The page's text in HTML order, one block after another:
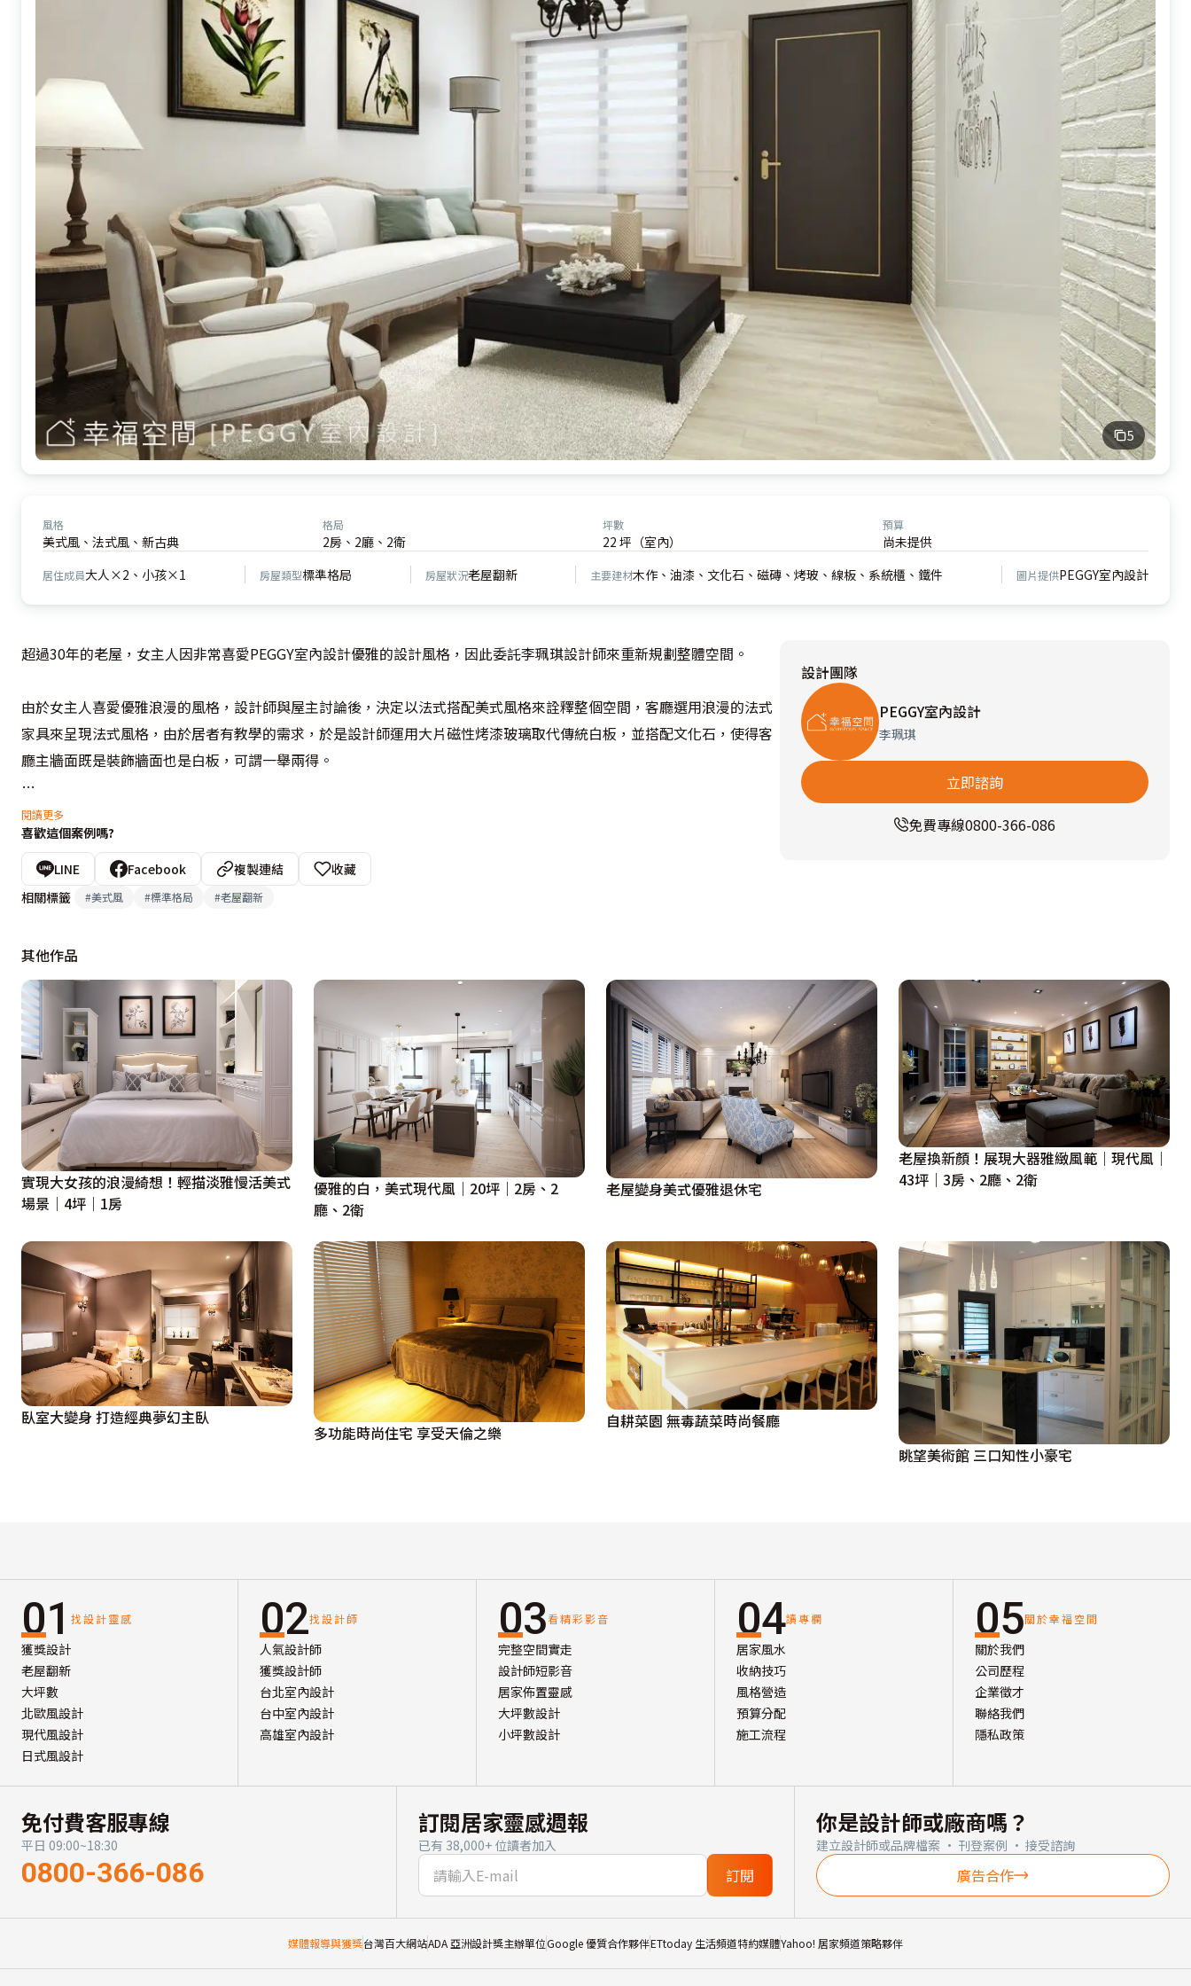
5
風格
美式風、法式風、新古典
格局
2房、2廳、2衛
坪數
22 坪（室內）
預算
尚未提供
居住成員大人×2、小孩×1 房屋類型標準格局 房屋狀況老屋翻新 主要建材木作、油漆、文化石、磁磚、烤玻、線板、系統櫃、鐵件 圖片提供PEGGY室內設計
超過30年的老屋，女主人因非常喜愛PEGGY室內設計優雅的設計風格，因此委託李珮琪設計師來重新規劃整體空間。
由於女主人喜愛優雅浪漫的風格，設計師與屋主討論後，決定以法式搭配美式風格來詮釋整個空間，客廳選用浪漫的法式
家具來呈現法式風格，由於居者有教學的需求，於是設計師運用大片磁性烤漆玻璃取代傳統白板，並搭配文化石，使得客
廳主牆面既是裝飾牆面也是白板，可謂一舉兩得。
在餐廚空間設計師將格局重新調整，以符合屋主一家人使用的動線，並依屋主的需求設計了吧檯兼餐桌，使得餐廚空間實
用又充滿時尚感。
二樓的起居室為多功能休閒房，不僅是一家人休憩之處，也可當琴房或臨時客房。重新打造後的新居，不僅美感滿分，在
閱讀更多
喜歡這個案例嗎?
LINE Facebook 複製連結
收藏
相關標籤
#美式風 #標準格局 #老屋翻新
設計團隊
PEGGY室內設計
李珮琪
立即諮詢
免費專線0800-366-086
其他作品
實現大女孩的浪漫綺想！輕描淡雅慢活美式
場景｜4坪｜1房
優雅的白，美式現代風｜20坪｜2房、2
廳、2衛
老屋變身美式優雅退休宅
老屋換新顏！展現大器雅緻風範｜現代風｜
43坪｜3房、2廳、2衛
臥室大變身 打造經典夢幻主臥
多功能時尚住宅 享受天倫之樂
自耕菜園 無毒蔬菜時尚餐廳
眺望美術館 三口知性小豪宅
01 找設計靈感
獲獎設計
老屋翻新
大坪數
北歐風設計
現代風設計
日式風設計
02找設計師
人氣設計師
獲獎設計師
台北室內設計
台中室內設計
高雄室內設計
03看精彩影音
完整空間實走
設計師短影音
居家佈置靈感
大坪數設計
小坪數設計
04讀專欄
居家風水
收納技巧
風格營造
預算分配
施工流程
05關於幸福空間
關於我們
公司歷程
企業徵才
聯絡我們
隱私政策
免付費客服專線
平日 09:00~18:30
0800-366-086
訂閱居家靈感週報
已有 38,000+ 位讀者加入
訂閱
你是設計師或廠商嗎？
建立設計師或品牌檔案 · 刊登案例 · 接受諮詢
廣告合作
媒體報導與獲獎台灣百大網站ADA 亞洲設計獎主辦單位Google 優質合作夥伴ETtoday 生活頻道特約媒體Yahoo! 居家頻道策略夥伴